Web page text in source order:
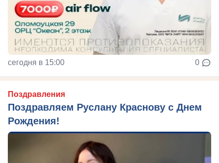
сегодня в 15:00 0
Поздравления
Поздравляем Руслану Краснову с Днем
Рождения!